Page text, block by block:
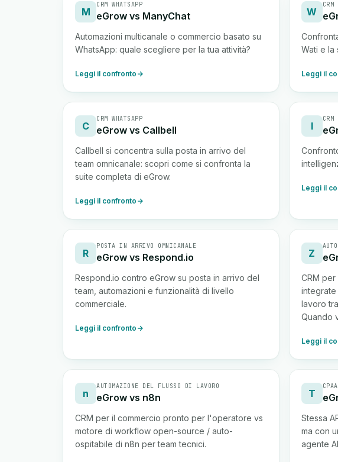
M
CRM WHATSAPP
eGrow vs ManyChat
Automazioni multicanale o commercio basato su
WhatsApp: quale scegliere per la tua attività?
Leggi il confronto
W
CRM
Wati e la
Leggi il
C
CRM WHATSAPP
eGrow vs Callbell
Callbell si concentra sulla posta in arrivo del
team omnicanale: scopri come si confronta la
suite completa di eGrow.
Leggi il confronto
I
CRM
Leggi il
R
POSTA IN ARRIVO OMNICANALE
eGrow vs Respond.io
Respond.io contro eGrow su posta in arrivo del
team, automazioni e funzionalità di livello
commerciale.
Leggi il confronto
Z
CRM
lavoro
Quando
Leggi il
n
AUTOMAZIONE DEL FLUSSO DI LAVORO
eGrow vs n8n
CRM per il commercio pronto per l'operatore vs
motore di workflow open-source / auto-
ospitabile di n8n per team tecnici.
T
Stessa
ma con
agente